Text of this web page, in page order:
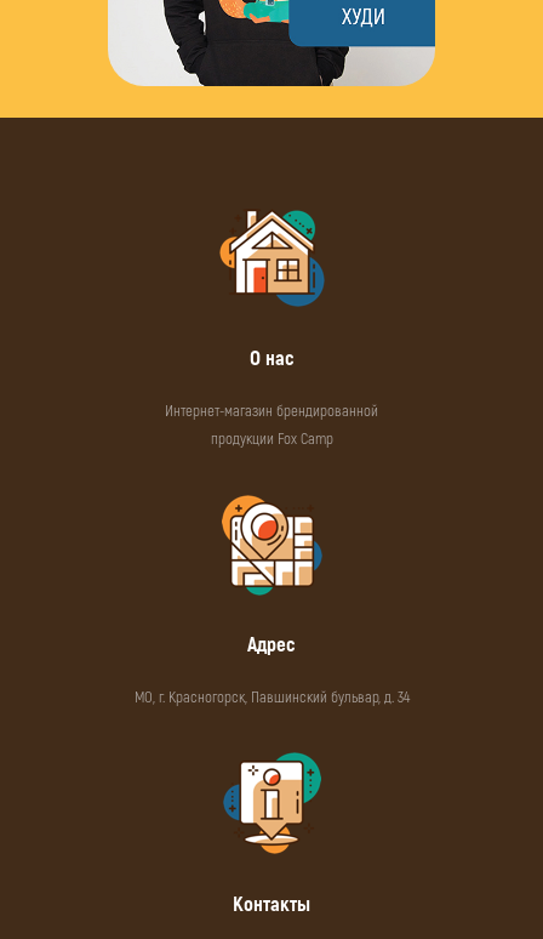
О нас
Интернет-магазин брендированной
продукции Fox Camp
Адрес
МО, г. Красногорск, Павшинский бульвар, д. 34
Контакты